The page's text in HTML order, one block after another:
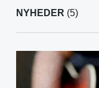
NYHEDER (5)